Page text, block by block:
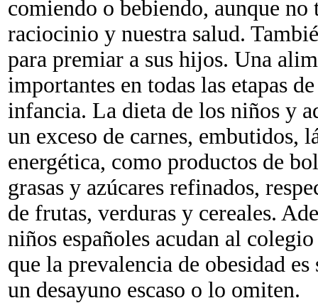
comiendo o bebiendo, aunque
raciocinio y nuestra salud.
para premiar a sus hijos. Una
importantes en todas las etapas
infancia. La dieta de los niños y
un exceso de carnes, embutidos,
energética, como productos de
grasas y azúcares refinados,
de frutas, verduras y cereales.
niños españoles acudan al
que la prevalencia de obesidad
un desayuno escaso o lo omiten.